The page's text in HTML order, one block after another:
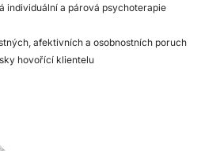
individuální a párová psychoterapie
afektivních a osobnostních poruch
hovořící klientelu